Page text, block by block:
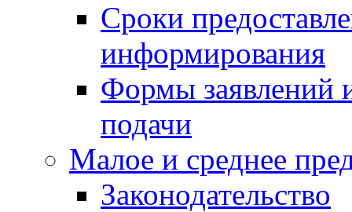
Сроки
информирования
Формы заявлений
подачи
Малое и среднее
Законодательство